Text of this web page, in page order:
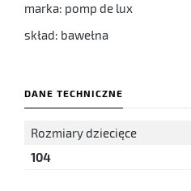
marka: pomp de lux
skład: bawełna
DANE TECHNICZNE
Rozmiary dziecięce
104